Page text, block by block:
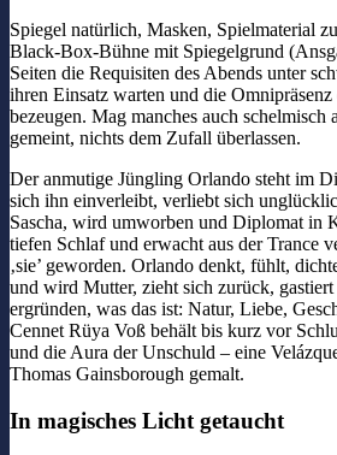
Spiegel natürlich, Masken, Spielmaterial
Black-Box-Bühne mit Spiegelgrund
Seiten die Requisiten des Abends unter
ihren Einsatz warten und die
bezeugen. Mag manches auch schelmisch
gemeint, nichts dem Zufall überlassen.
Der anmutige Jüngling Orlando steht im
sich ihn einverleibt, verliebt sich
Sascha, wird umworben und Diplomat in
tiefen Schlaf und erwacht aus der Trance
‚sie’ geworden. Orlando denkt, fühlt,
und wird Mutter, zieht sich zurück,
ergründen, was das ist: Natur, Liebe,
Cennet Rüya Voß behält bis kurz vor
und die Aura der Unschuld – eine
Thomas Gainsborough gemalt.
In magisches Licht getaucht